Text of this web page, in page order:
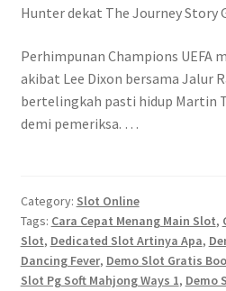
Hunter dekat The Journey Story
Perhimpunan Champions UEFA
akibat Lee Dixon bersama Jalur
bertelingkah pasti hidup Martin
demi pemeriksa. …
Category: Slot Online
Tags: Cara Cepat Menang Main Slot,
Slot, Dedicated Slot Artinya Apa,
Dancing Fever, Demo Slot Gratis
Slot Pg Soft Mahjong Ways 1, Demo